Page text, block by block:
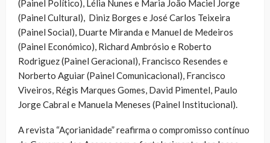
(Painel Político), Lélia Nunes e Maria João Maciel Jorge
(Painel Cultural), Diniz Borges e José Carlos Teixeira
(Painel Social), Duarte Miranda e Manuel de Medeiros
(Painel Económico), Richard Ambrósio e Roberto
Rodriguez (Painel Geracional), Francisco Resendes e
Norberto Aguiar (Painel Comunicacional), Francisco
Viveiros, Régis Marques Gomes, David Pimentel, Paulo
Jorge Cabral e Manuela Meneses (Painel Institucional).
A revista “Açorianidade” reafirma o compromisso contínuo